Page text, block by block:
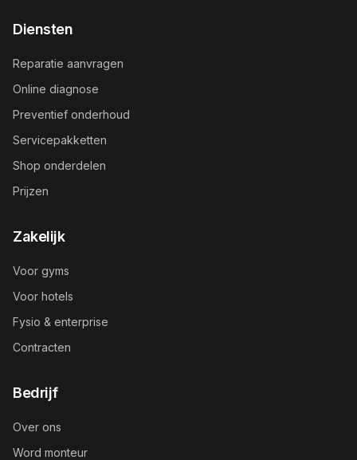
Diensten
Reparatie aanvragen
Online diagnose
Preventief onderhoud
Servicepakketten
Shop onderdelen
Prijzen
Zakelijk
Voor gyms
Voor hotels
Fysio & enterprise
Contracten
Bedrijf
Over ons
Word monteur